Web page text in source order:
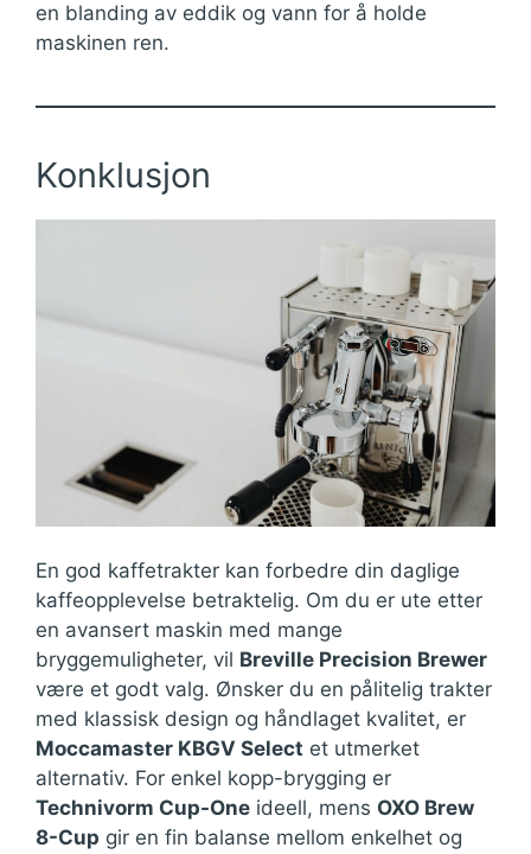
en blanding av eddik og vann for å holde
maskinen ren.
Konklusjon
En god kaffetrakter kan forbedre din daglige
kaffeopplevelse betraktelig. Om du er ute etter
en avansert maskin med mange
bryggemuligheter, vil Breville Precision Brewer
være et godt valg. Ønsker du en pålitelig trakter
med klassisk design og håndlaget kvalitet, er
Moccamaster KBGV Select et utmerket
alternativ. For enkel kopp-brygging er
Technivorm Cup-One ideell, mens OXO Brew
8-Cup gir en fin balanse mellom enkelhet og